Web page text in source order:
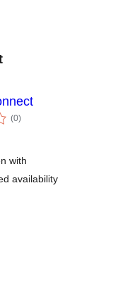
(0vērtējumu
kopsumma
)
with
availability